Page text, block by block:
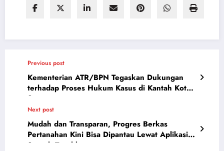
Previous post
Kementerian ATR/BPN Tegaskan Dukungan
terhadap Proses Hukum Kasus di Kantah Kota
Serang
Next post
Mudah dan Transparan, Progres Berkas
Pertanahan Kini Bisa Dipantau Lewat Aplikasi
Sentuh Tanahku